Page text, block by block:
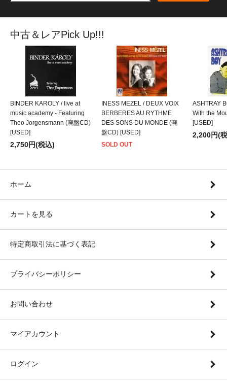
中古＆レアPick Up!!!
BINDER KAROLY / live at
music academy - Featuring
Theo Jorgensmann (廃盤CD)
[USED]
2,750円(税込)
INESS MEZEL / DEUX VOIX
BERBERES AU RYTHME
DES SONS DU MONDE (廃
盤CD) [USED]
SOLD OUT
ASHTRAY
With the
[USED]
2,200円(
ホーム
カートを見る
特定商取引法に基づく表記
プライバシーポリシー
お問い合わせ
マイアカウント
ログイン